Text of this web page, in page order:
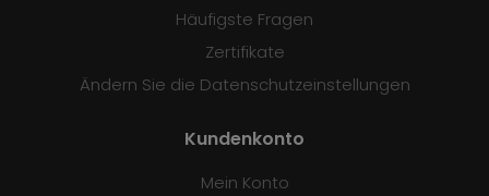
Häufigste Fragen
Zertifikate
Ändern Sie die Datenschutzeinstellungen
Kundenkonto
Mein Konto